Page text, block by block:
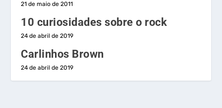
21 de maio de 2011
10 curiosidades sobre o rock
24 de abril de 2019
Carlinhos Brown
24 de abril de 2019